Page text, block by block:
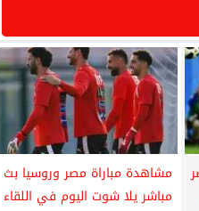
مشاهدة مباراة مصر وروسيا بث
مباشر يلا شوت اليوم في اللقاء